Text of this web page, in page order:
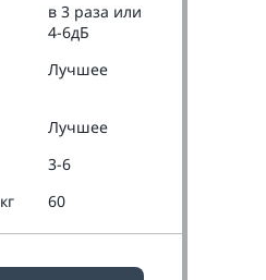
в 3 раза или
4-6дБ
Лучшее
Лучшее
3-6
60